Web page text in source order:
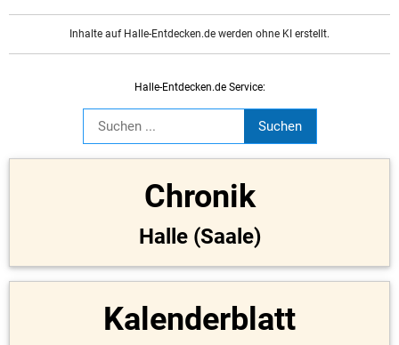
Inhalte auf Halle-Entdecken.de werden ohne KI erstellt.
Halle-Entdecken.de Service:
Chronik
Halle (Saale)
Kalenderblatt